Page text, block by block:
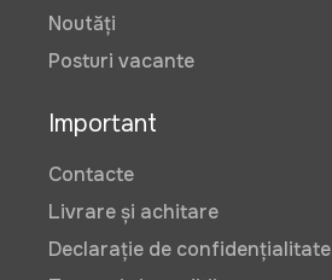
Noutăți
Posturi vacante
Important
Contacte
Livrare și achitare
Declarație de confidențialitate